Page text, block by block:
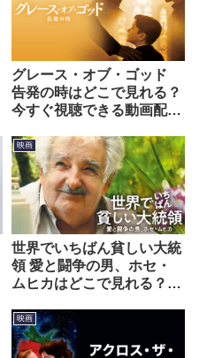
グレース・オブ・ゴッド
告発の時はどこで見れる？
今すぐ視聴できる動画配信
映画
世界でいちばん貧しい大統
領 愛と闘争の男、ホセ・
ムヒカはどこで見れる？今
ービスを紹介！
映画